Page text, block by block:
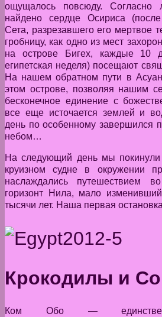
ощущалось повсюду. Согласно
найдено сердце Осириса
Сета, разрезавшего его мертвое
гробницу, как одно из мест
на острове Бигех, каждые 10
египетская неделя) посещают
На нашем обратном пути в
этом острове, позволяя нашим
бесконечное единение с
все еще источается землей и
день по особенному завершился
небом…
На следующий день мы
круизном судне в окружении
наслаждались путешествием
горизонт Нила, мало
тысячи лет. Наша первая
Крокодилы и
Ком Обо —